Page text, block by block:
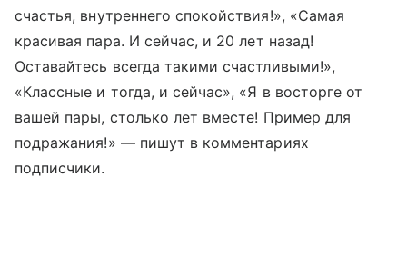
счастья, внутреннего спокойствия!», «Самая
красивая пара. И сейчас, и 20 лет назад!
Оставайтесь всегда такими счастливыми!»,
«Классные и тогда, и сейчас», «Я в восторге от
вашей пары, столько лет вместе! Пример для
подражания!» — пишут в комментариях
подписчики.